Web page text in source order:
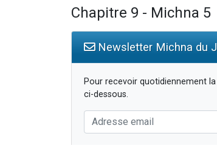
Chapitre 9 - Michna 5
Newsletter Michna du
Pour recevoir quotidiennement
ci-dessous.